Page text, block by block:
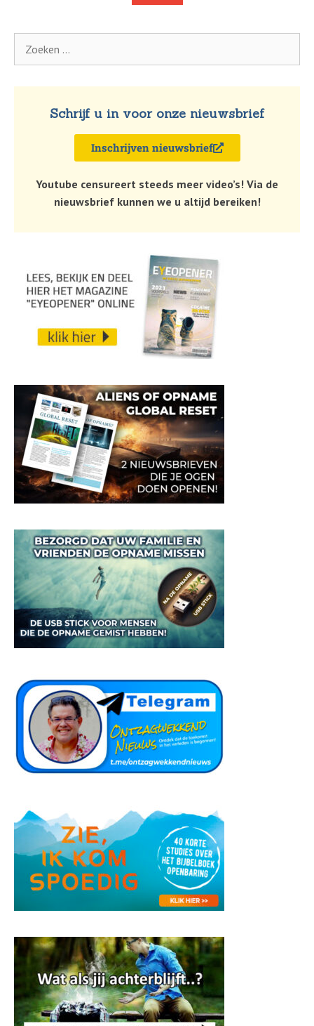
Schrijf u in voor onze nieuwsbrief
Inschrijven nieuwsbrief
Youtube censureert steeds meer video’s! Via de
nieuwsbrief kunnen we u altijd bereiken!